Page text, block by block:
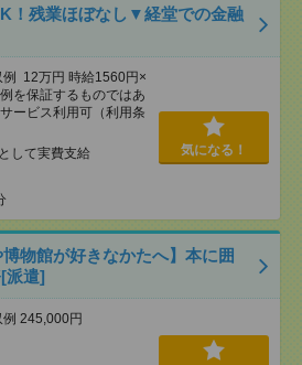
！残業ほぼなし▼経堂での金融
12万円 時給1560円×
を保証するものではあ
ービス利用可（利用条
して実費支給
気になる！
物館が好きなかたへ】本に囲
派遣]
245,000円